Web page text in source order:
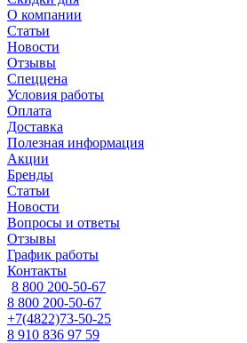
О компании
Статьи
Новости
Отзывы
Спеццена
Условия работы
Оплата
Доставка
Полезная информация
Акции
Бренды
Статьи
Новости
Вопросы и ответы
Отзывы
График работы
Контакты
8 800 200-50-67
8 800 200-50-67
+7(4822)73-50-25
8 910 836 97 59